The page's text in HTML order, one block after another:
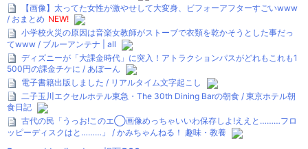
【画像】太ってた女性が激やせして大変身、ビフォーアフターすごいwww
/ おまとめ NEW!
小学校火災の原因は音楽女教師がストーブで衣類を乾かそうとした事だっ
てwww / ブルーアンテナ | all
ディズニーが「大課金時代」に突入！アトラクションパスがどれもこれも1
500円の課金チケに / あぼーん
電子書籍出版しました / リアルタイム文字起こし
二子玉川エクセルホテル東急・The 30th Dining Barの朝食 / 東京ホテル朝
食日記
古代の民「うっお!このエ◯画像めっちゃいいわ保存しよ!ええと………フロ
ッピーディスクはと………」 / かみちゃんねる！ 趣味・教養